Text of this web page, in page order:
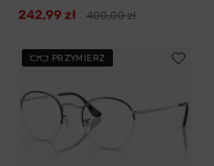
242,99 zł 400,00 zł
PRZYMIERZ